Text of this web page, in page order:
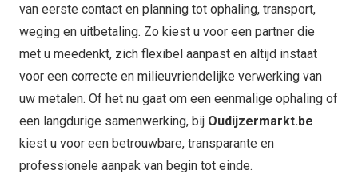
van eerste contact en planning tot ophaling, transport,
weging en uitbetaling. Zo kiest u voor een partner die
met u meedenkt, zich flexibel aanpast en altijd instaat
voor een correcte en milieuvriendelijke verwerking van
uw metalen. Of het nu gaat om een eenmalige ophaling of
een langdurige samenwerking, bij Oudijzermarkt.be
kiest u voor een betrouwbare, transparante en
professionele aanpak van begin tot einde.